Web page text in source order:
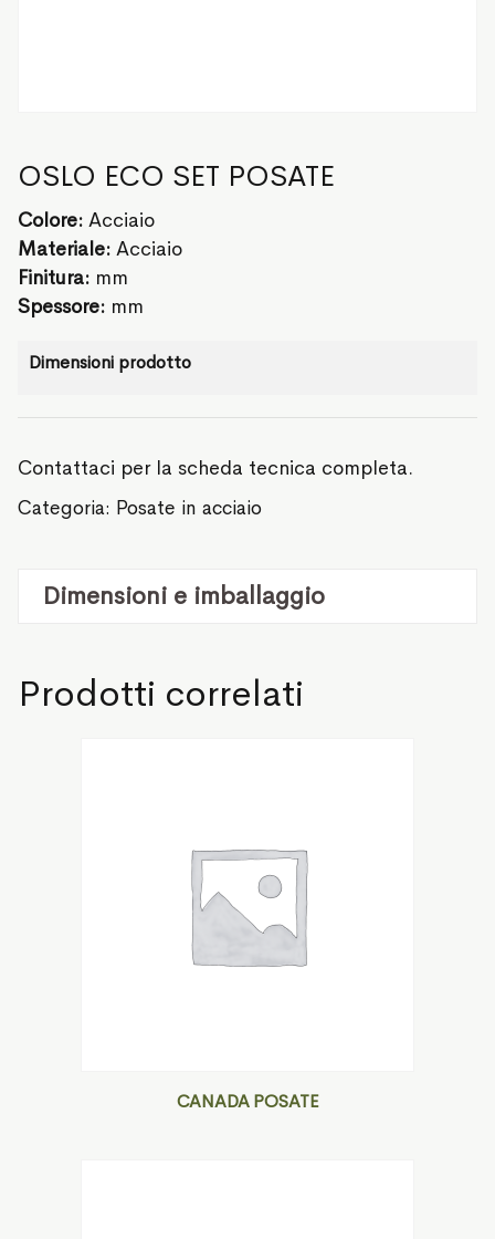
OSLO ECO SET POSATE
Colore: Acciaio
Materiale: Acciaio
Finitura: mm
Spessore: mm
Dimensioni prodotto
Contattaci per la scheda tecnica completa.
Categoria: Posate in acciaio
Dimensioni e imballaggio
Prodotti correlati
CANADA POSATE